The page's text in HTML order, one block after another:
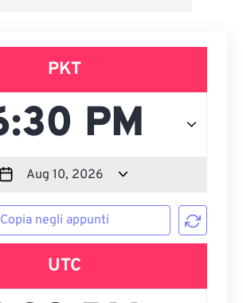
PKT
Copia negli appunti
UTC